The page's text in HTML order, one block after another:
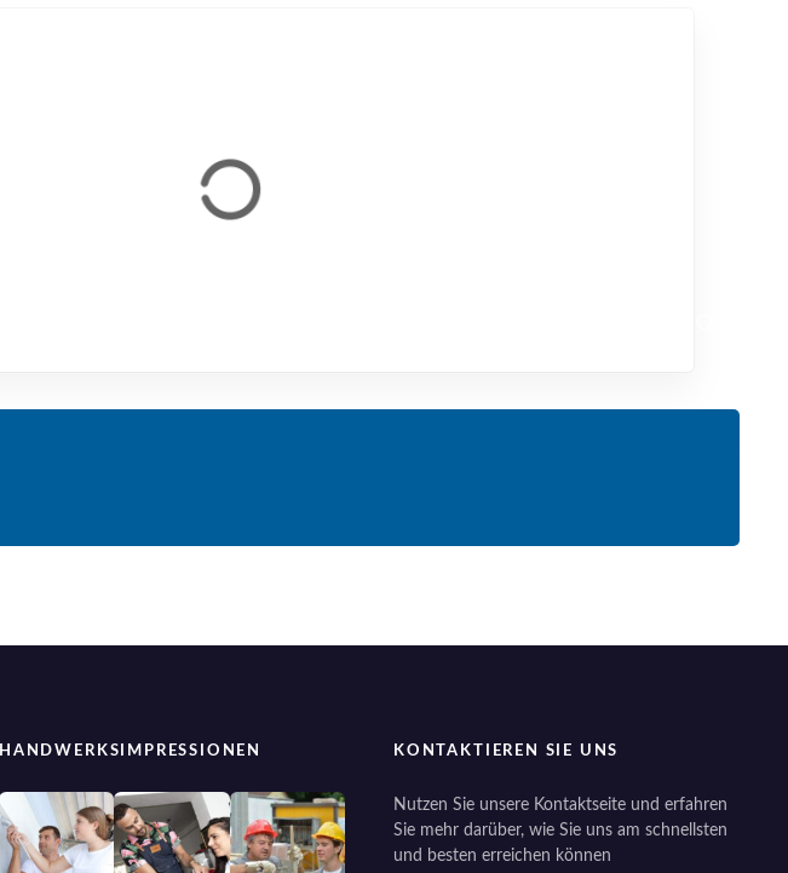
HANDWERKSIMPRESSIONEN KONTAKTIEREN SIE UNS
Nutzen Sie unsere Kontaktseite und erfahren
Sie mehr darüber, wie Sie uns am schnellsten
und besten erreichen können